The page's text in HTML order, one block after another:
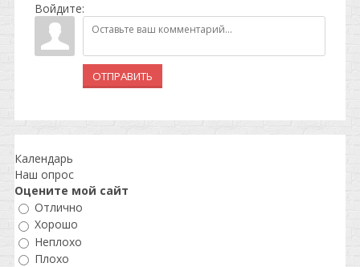
Войдите:
ОТПРАВИТЬ
Календарь
Наш опрос
Оцените мой сайт
Отлично
Хорошо
Неплохо
Плохо